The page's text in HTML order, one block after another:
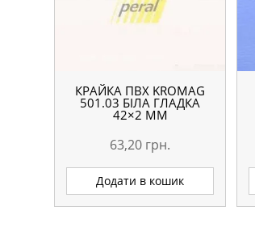
КРАЙКА ПВХ KROMAG
501.03 БІЛА ГЛАДКА
42×2 ММ
63,20 грн.
Додати в кошик